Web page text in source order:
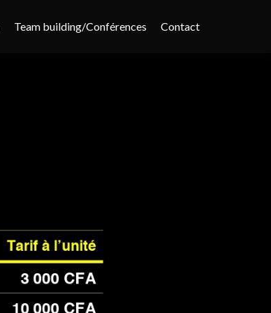
Team building/Conférences Contact